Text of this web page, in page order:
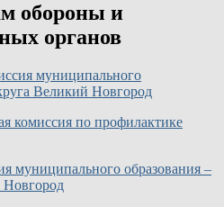
обороны и
органов
муниципального
Великий Новгород
комиссия по профилактике
муниципального образования –
Новгород